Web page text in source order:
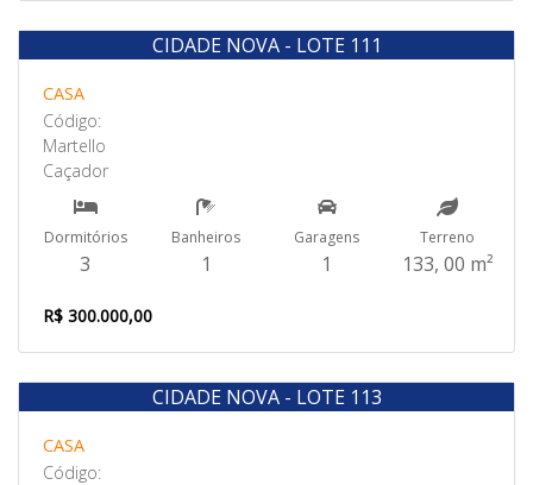
Venda
CIDADE NOVA - LOTE 111
CASA
Código:
Martello
Caçador
Dormitórios
3
Banheiros
1
Garagens
1
Terreno
133, 00 m²
R$ 300.000,00
Venda
CIDADE NOVA - LOTE 113
CASA
Código: